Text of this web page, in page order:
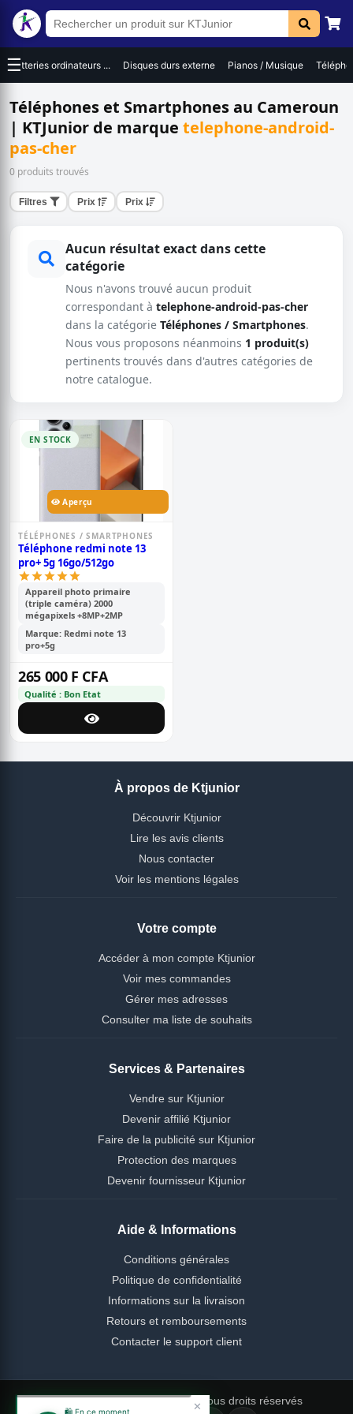
☰
Batteries ordinateurs ... Disques durs externe Pianos / Musique
Téléphones et Smartphones au Cameroun
| KTJunior de marque telephone-android-
pas-cher
0 produits trouvés
Filtres Prix Prix
Aucun résultat exact dans cette
catégorie
Nous n'avons trouvé aucun produit
correspondant à telephone-android-pas-cher
dans la catégorie Téléphones / Smartphones.
Nous vous proposons néanmoins 1 produit(s)
pertinents trouvés dans d'autres catégories de
notre catalogue.
EN STOCK
Aperçu
TÉLÉPHONES / SMARTPHONES
Téléphone redmi note 13
pro+ 5g 16go/512go
Appareil photo primaire
(triple caméra) 2000
mégapixels +8MP+2MP
Marque: Redmi note 13
pro+5g
265 000 F CFA
Qualité : Bon Etat
À propos de Ktjunior
Découvrir Ktjunior
Lire les avis clients
Nous contacter
Voir les mentions légales
Votre compte
Accéder à mon compte Ktjunior
Voir mes commandes
Gérer mes adresses
Consulter ma liste de souhaits
Services & Partenaires
Vendre sur Ktjunior
Devenir affilié Ktjunior
Faire de la publicité sur Ktjunior
Protection des marques
Devenir fournisseur Ktjunior
Aide & Informations
Conditions générales
Politique de confidentialité
Informations sur la livraison
Retours et remboursements
Contacter le support client
© 2026 Ktjunior Cameroun — Tous droits réservés
🛍️ En ce moment ✕